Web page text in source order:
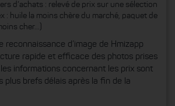
d’achats : relevé de prix sur une sélection
: huile la moins chère du marché, paquet de
cher…)
reconnaissance d’image de Hmizapp
rapide et efficace des photos prises
informations concernant les prix sont
plus brefs délais après la fin de la